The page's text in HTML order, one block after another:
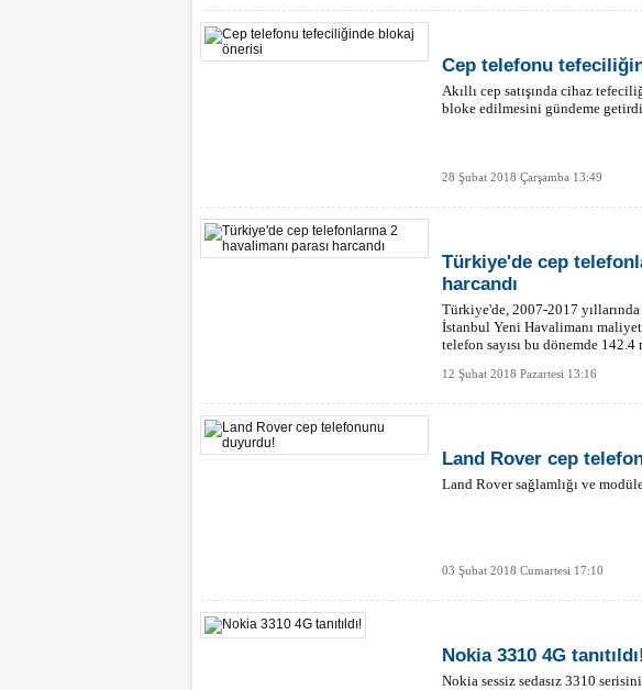
Cep telefonu
Akıllı cep satışında cihaz
bloke edilmesini gündeme
28 Şubat 2018 Çarşamba 13:49
Türkiye'de cep
harcandı
Türkiye'de, 2007-2017
İstanbul Yeni Havalimanı
telefon sayısı bu dönemde 142.4
12 Şubat 2018 Pazartesi 13:16
Land Rover cep
Land Rover sağlamlığı ve
03 Şubat 2018 Cumartesi 17:10
Nokia 3310 4G tanıtıldı!
Nokia sessiz sedasız 3310